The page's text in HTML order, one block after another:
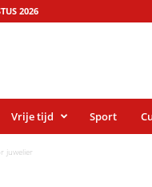
2026
Vrije tijd Sport
juwelier